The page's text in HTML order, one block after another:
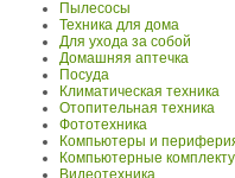
Пылесосы
Техника для дома
Для ухода за собой
Домашняя аптечка
Посуда
Климатическая техника
Отопительная техника
Фототехника
Компьютеры и
Компьютерные